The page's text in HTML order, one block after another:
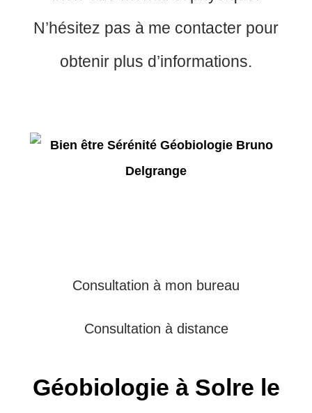
N’hésitez pas à me contacter pour
obtenir plus d’informations.
Consultation à mon bureau
Consultation à distance
Géobiologie à Solre le